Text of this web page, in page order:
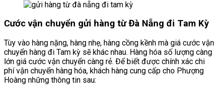
Cước vận chuyển gửi hàng từ Đà Nẵng đi Tam Kỳ
Tùy vào hàng nặng, hàng nhẹ, hàng cồng kềnh mà giá cước vận
chuyển hàng đi Tam kỳ sẽ khác nhau. Hàng hóa số lượng càng
lớn giá cước vận chuyển càng rẻ. Để biết được chính xác chi
phí vận chuyển hàng hóa, khách hàng cung cấp cho Phượng
Hoàng những thông tin sau: